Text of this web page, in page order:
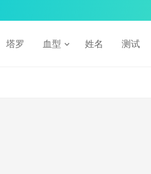
塔罗 血型 姓名 测试